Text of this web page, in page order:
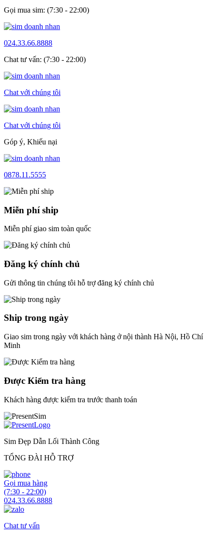
Gọi mua sim: (7:30 - 22:00)
024.33.66.8888
Chat tư vấn: (7:30 - 22:00)
Chat với chúng tôi
Chat với chúng tôi
Góp ý, Khiếu nại
0878.11.5555
Miễn phí ship
Miễn phí giao sim toàn quốc
Đăng ký chính chủ
Gửi thông tin chúng tôi hỗ trợ đăng ký chính chủ
Ship trong ngày
Giao sim trong ngày với khách hàng ở nội thành Hà Nội, Hồ Chí
Minh
Được Kiểm tra hàng
Khách hàng được kiểm tra trước thanh toán
Sim Đẹp Dẫn Lối Thành Công
TỔNG ĐÀI HỖ TRỢ
Gọi mua hàng
(7:30 - 22:00)
024.33.66.8888
Chat tư vấn